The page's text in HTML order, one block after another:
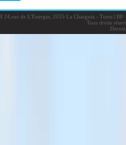
24,rue de L'Energie, 2035 La Charguia - Tunis |BP:
Tous droits